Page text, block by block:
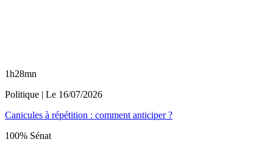
1h28mn
Politique | Le 16/07/2026
Canicules à répétition : comment anticiper ?
100% Sénat